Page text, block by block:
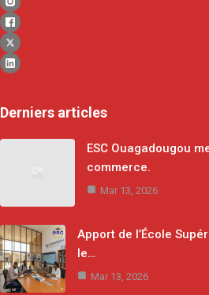
Derniers articles
ESC Ouagadougou
commerce.
Mar 13, 2026
Apport de l’École
le…
Mar 13, 2026